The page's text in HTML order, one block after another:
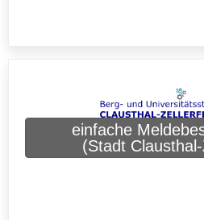
einfache
(Stadt